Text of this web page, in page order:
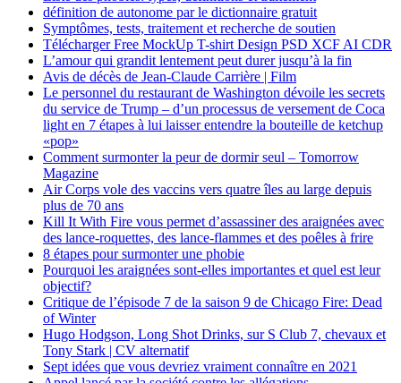
définition de autonome par le dictionnaire gratuit
Symptômes, tests, traitement et recherche de soutien
Télécharger Free MockUp T-shirt Design PSD XCF AI CDR
L’amour qui grandit lentement peut durer jusqu’à la fin
Avis de décès de Jean-Claude Carrière | Film
Le personnel du restaurant de Washington dévoile les secrets
du service de Trump – d’un processus de versement de Coca
light en 7 étapes à lui laisser entendre la bouteille de ketchup
«pop»
Comment surmonter la peur de dormir seul – Tomorrow
Magazine
Air Corps vole des vaccins vers quatre îles au large depuis
plus de 70 ans
Kill It With Fire vous permet d’assassiner des araignées avec
des lance-roquettes, des lance-flammes et des poêles à frire
8 étapes pour surmonter une phobie
Pourquoi les araignées sont-elles importantes et quel est leur
objectif?
Critique de l’épisode 7 de la saison 9 de Chicago Fire: Dead
of Winter
Hugo Hodgson, Long Shot Drinks, sur S Club 7, chevaux et
Tony Stark | CV alternatif
Sept idées que vous devriez vraiment connaître en 2021